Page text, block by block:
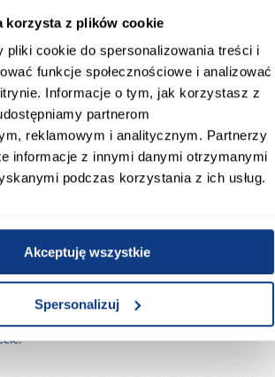
korzysta z plików cookie
pliki cookie do spersonalizowania treści i
funkcje społecznościowe i analizować
Informacje o tym, jak korzystasz z
partnerom
reklamowym i analitycznym. Partnerzy
informacje z innymi danymi otrzymanymi
podczas korzystania z ich usług.
Akceptuję wszystkie
Spersonalizuj
z dostępnej oferty, dedykowane
korpusy kolekcji z luxeo